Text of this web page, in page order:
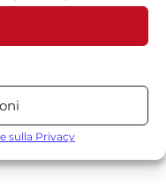
i pulsanti della Cookie
del consenso nella parte
accedervi, Misurare le
dei contenuti,
diverse.
sulla Privacy